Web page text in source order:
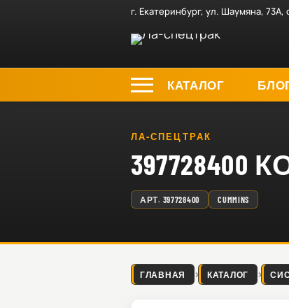
г. Екатеринбург, ул. Шаумяна,
КАТАЛОГ
ЛА-СПЕЦТРАК
АРТ. 397728400 CUMMINS
ГЛАВНАЯ КАТАЛОГ